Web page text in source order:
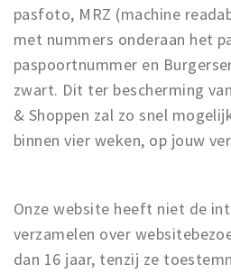
pasfoto, MRZ (machine
met nummers onderaan het
paspoortnummer en
zwart. Dit ter bescherming
& Shoppen zal zo snel
binnen vier weken, op jouw
Onze website heeft niet de
verzamelen over
dan 16 jaar, tenzij ze